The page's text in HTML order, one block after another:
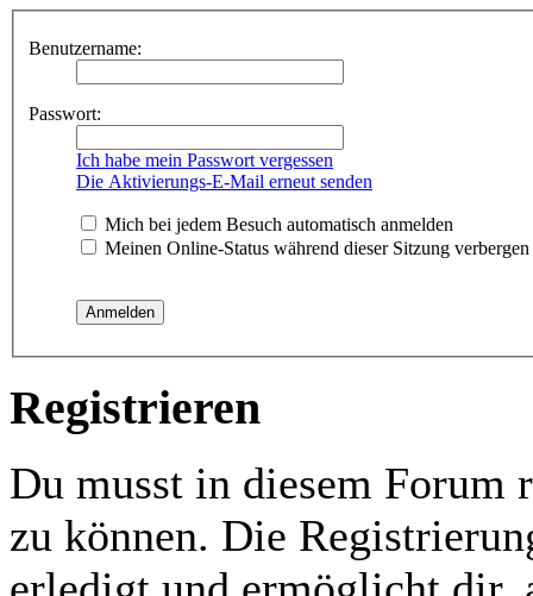
Benutzername:
Passwort:
Ich habe mein Passwort vergessen
Die Aktivierungs-E-Mail erneut senden
Mich bei jedem Besuch automatisch anmelden
Meinen Online-Status während dieser Sitzung verbergen
Registrieren
Du musst in diesem Forum
zu können. Die